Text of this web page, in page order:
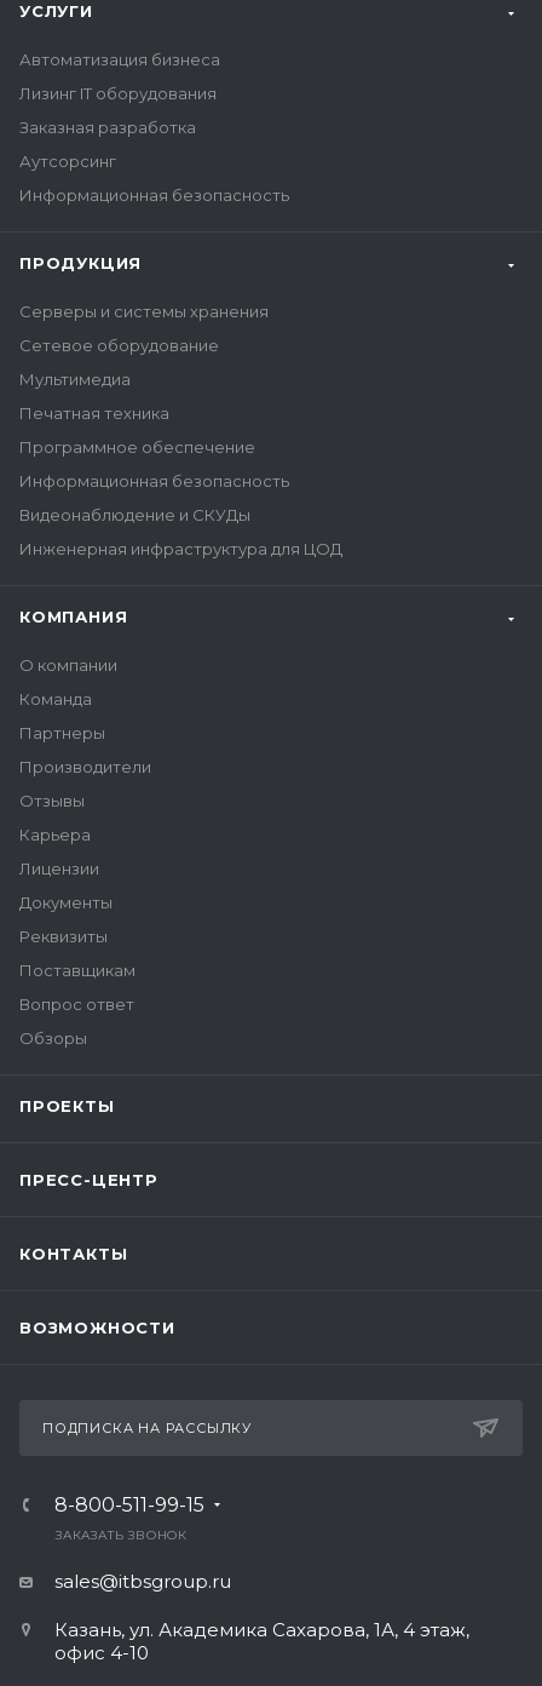
УСЛУГИ
Автоматизация бизнеса
Лизинг IT оборудования
Заказная разработка
Аутсорсинг
Информационная безопасность
ПРОДУКЦИЯ
Серверы и системы хранения
Сетевое оборудование
Мультимедиа
Печатная техника
Программное обеспечение
Информационная безопасность
Видеонаблюдение и СКУДы
Инженерная инфраструктура для ЦОД
КОМПАНИЯ
О компании
Команда
Партнеры
Производители
Отзывы
Карьера
Лицензии
Документы
Реквизиты
Поставщикам
Вопрос ответ
Обзоры
ПРОЕКТЫ
ПРЕСС-ЦЕНТР
КОНТАКТЫ
ВОЗМОЖНОСТИ
ПОДПИСКА НА РАССЫЛКУ
8-800-511-99-15
ЗАКАЗАТЬ ЗВОНОК
sales@itbsgroup.ru
Казань, ул. Академика Сахарова, 1А, 4 этаж,
офис 4-10